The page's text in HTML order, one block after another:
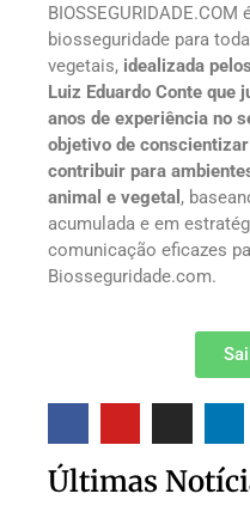
biosseguridade para
vegetais, idealizada
Luiz Eduardo Conte que
anos de experiência no
objetivo de
contribuir para
animal e vegetal ,
acumulada e em
comunicação eficazes
Biosseguridade.com.
Últimas